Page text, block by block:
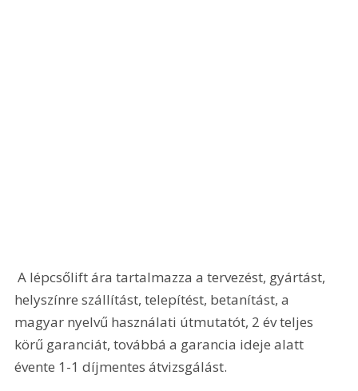
A lépcsőlift ára tartalmazza a tervezést, gyártást,
helyszínre szállítást, telepítést, betanítást, a
magyar nyelvű használati útmutatót, 2 év teljes
körű garanciát, továbbá a garancia ideje alatt
évente 1-1 díjmentes átvizsgálást.